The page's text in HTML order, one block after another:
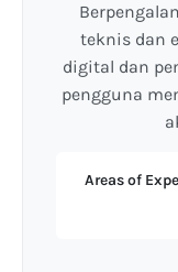
teknis dan
digital dan
pengguna
Areas of